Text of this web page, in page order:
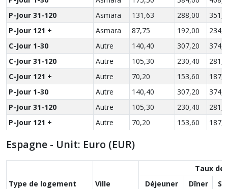
P-Jour 31-120
Asmara 131,63 288,00
P-Jour 121 +
Asmara 87,75 192,00
C-Jour 1-30
Autre 140,40 307,20
C-Jour 31-120
Autre 105,30 230,40
C-Jour 121 +
Autre 70,20 153,60
P-Jour 1-30
Autre 140,40 307,20
P-Jour 31-120
Autre 105,30 230,40
P-Jour 121 +
Autre 70,20 153,60
Espagne - Unit: Euro (EUR)
Type de logement Ville
Taux
Déjeuner
Dîner